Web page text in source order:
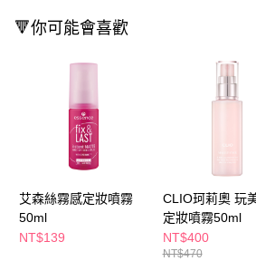
便利好安心！
１．簡單：不需註冊會員、不需綁卡、不需儲值。
【「AFTEE先享後付」結帳流程】
１．於結帳方式選擇「AFTEE先享後付」後，將
結帳頁面，進行簡訊認證並確認金額後，即可完
２．訂單成立數日內，您將收到繳費通知簡訊。
３．收到繳費通知簡訊後14天內，點擊此簡訊
※ 請注意：結帳手續完成當下不需立刻繳費，但
購買商品的店家。未經商家同意取消之訂單仍視
後付繳納相關費用。
※ 交易是否成功請以「AFTEE先享後付 」之結
每筆NT$65，滿NT$390(含以上)免運費
付款後全家取貨
每筆NT$65，滿NT$390(含以上)免運費
萊爾富取貨付款
每筆NT$65，滿NT$490(含以上)免運費
🔻你可能會喜歡
艾森絲霧感定妝噴霧
50ml
NT$139
CLIO珂莉奧 玩
定妝噴霧50ml
NT$400
NT$470